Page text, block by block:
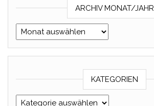
ARCHIV MONAT/JAHR
Archiv Monat/Jahr
KATEGORIEN
Kategorien